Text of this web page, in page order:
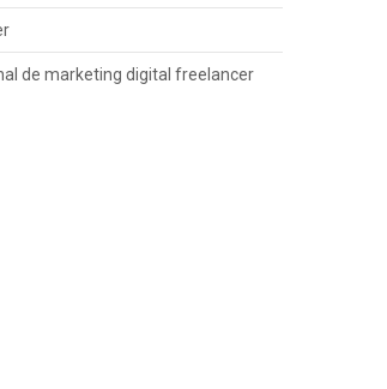
de marketing digital freelancer